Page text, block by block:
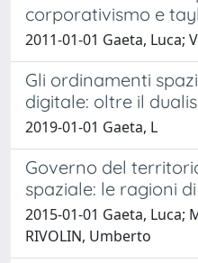
corporativismo e
2011-01-01 Gaeta, Luca;
Gli ordinamenti
digitale: oltre il
2019-01-01 Gaeta, L
Governo del
spaziale: le ragioni
2015-01-01 Gaeta, Luca;
RIVOLIN, Umberto